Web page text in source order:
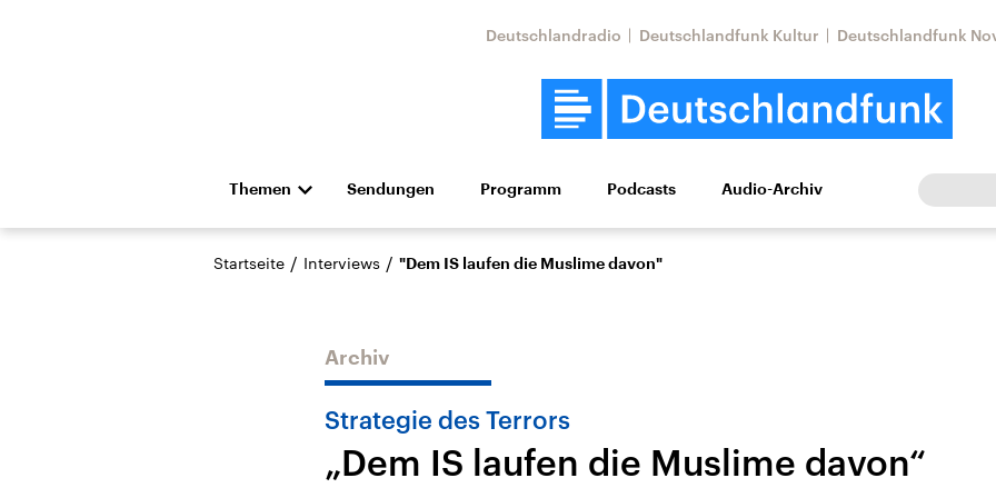
Deutschlandradio Deutschlandfunk Kultur Deutschlandfunk
Themen
Die Nachrichten Politik Wirtschaft Wissen Kultur Europa
Hörspiel und Feature Musik
Aktuelle Beiträge,
Nahostkonflikt
Iran
Faktenchecks
Sendungen Programm Podcasts Audio-Archiv
Startseite / Interviews / "Dem IS laufen die Muslime davon"
Archiv
Strategie des Terrors
„Dem IS laufen die Muslime davon“